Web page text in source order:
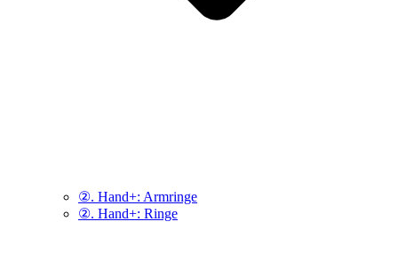
②. Hand+: Armringe
②. Hand+: Ringe